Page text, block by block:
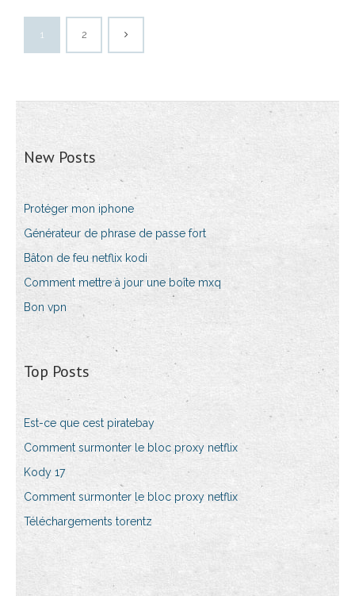
1 2
New Posts
Protéger mon iphone
Générateur de phrase de passe fort
Bâton de feu netflix kodi
Comment mettre à jour une boîte mxq
Bon vpn
Top Posts
Est-ce que cest piratebay
Comment surmonter le bloc proxy netflix
Kody 17
Comment surmonter le bloc proxy netflix
Téléchargements torentz